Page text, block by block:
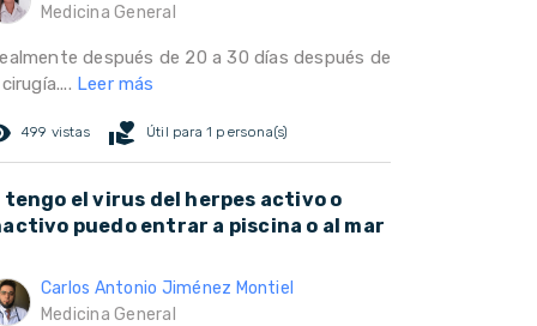
Medicina General
después de 20 a 30 días después de
Leer más
499 vistas volunteer_activism Útil para 1 persona(s)
tengo el virus del herpes activo o
puedo entrar a piscina o al mar
Carlos Antonio Jiménez Montiel
Medicina General